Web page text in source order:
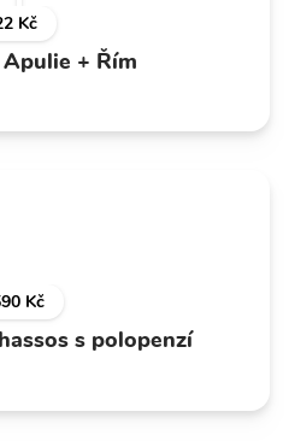
Kč
+ Řím
Kč
s polopenzí